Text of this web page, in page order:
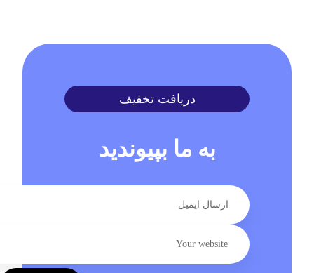
دریافت تخفیف
به ما بپیوندید